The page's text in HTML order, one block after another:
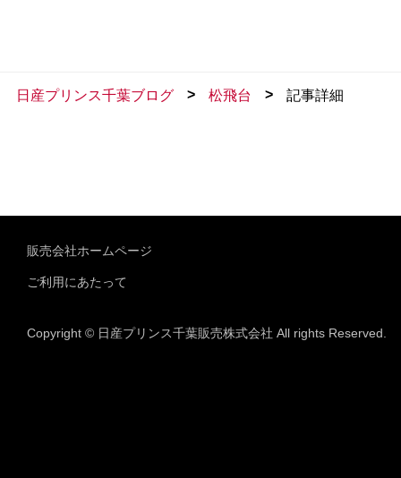
日産プリンス千葉ブログ > 松飛台 > 記事詳細
販売会社ホームページ
ご利用にあたって
Copyright © 日産プリンス千葉販売株式会社 All rights Reserved.